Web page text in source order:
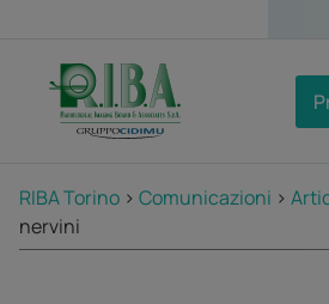
RIBA Torino > Comunicazioni >
nervini